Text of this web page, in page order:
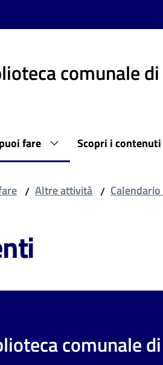
comunale
fare Scopri i contenuti
/ Altre attività /
comunale